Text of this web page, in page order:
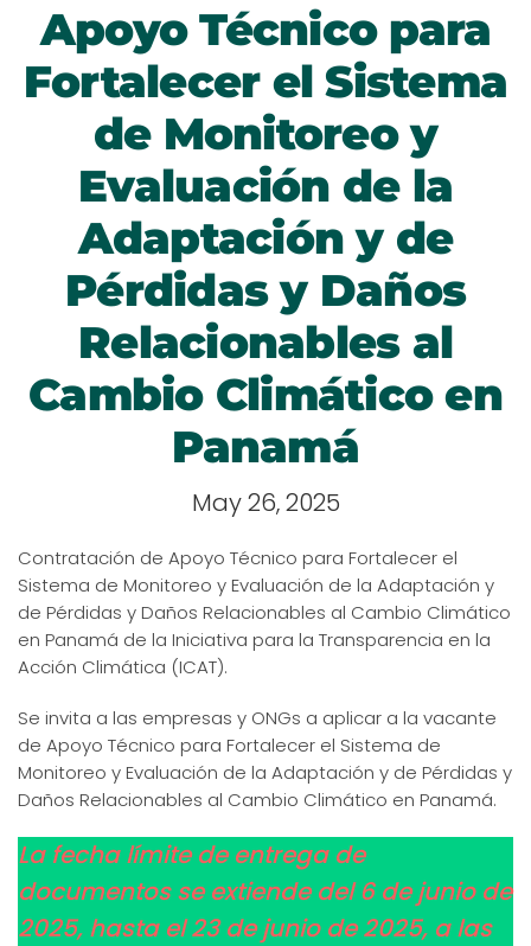
Apoyo Técnico para
Fortalecer el Sistema
de Monitoreo y
Evaluación de la
Adaptación y de
Pérdidas y Daños
Relacionables al
Cambio Climático en
Panamá
May 26, 2025
Contratación de Apoyo Técnico para Fortalecer el
Sistema de Monitoreo y Evaluación de la Adaptación y
de Pérdidas y Daños Relacionables al Cambio Climático
en Panamá de la Iniciativa para la Transparencia en la
Acción Climática (ICAT).
Se invita a las empresas y ONGs a aplicar a la vacante
de Apoyo Técnico para Fortalecer el Sistema de
Monitoreo y Evaluación de la Adaptación y de Pérdidas y
Daños Relacionables al Cambio Climático en Panamá.
La fecha límite de entrega de
documentos se extiende del 6 de junio de
2025, hasta el 23 de junio de 2025, a las